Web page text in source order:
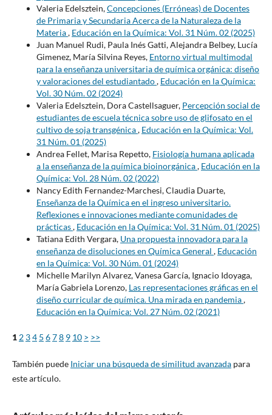
Valeria Edelsztein,Concepciones (Erróneas) de Docentes
de Primaria y Secundaria Acerca de la Naturaleza de la
Materia, Educación en la Química: Vol. 31 Núm. 02 (2025)
Juan Manuel Rudi, Paula Inés Gatti, Alejandra Belbey, Lucía
Gimenez, María Silvina Reyes, Entorno virtual multimodal
para la enseñanza universitaria de química orgánica: diseño
y valoraciones del estudiantado, Educación en la Química:
Vol. 30 Núm. 02 (2024)
Valeria Edelsztein, Dora Castellsaguer, Percepción social de
estudiantes de escuela técnica sobre uso de glifosato en el
cultivo de soja transgénica, Educación en la Química: Vol.
31 Núm. 01 (2025)
Andrea Fellet, Marisa Repetto, Fisiología humana aplicada
a la enseñanza de la química bioinorgánica, Educación en la
Química: Vol. 28 Núm. 02 (2022)
Nancy Edith Fernandez-Marchesi, Claudia Duarte,
Enseñanza de la Química en el ingreso universitario.
Reflexiones e innovaciones mediante comunidades de
prácticas, Educación en la Química: Vol. 31 Núm. 01 (2025)
Tatiana Edith Vergara, Una propuesta innovadora para la
enseñanza de disoluciones en Química General , Educación
en la Química: Vol. 30 Núm. 01 (2024)
Michelle Marilyn Alvarez, Vanesa García, Ignacio Idoyaga,
María Gabriela Lorenzo, Las representaciones gráficas en el
diseño curricular de química. Una mirada en pandemia,
Educación en la Química: Vol. 27 Núm. 02 (2021)
1 2 34 5 678 9 10 > >>
También puede Iniciar una búsqueda de similitud avanzadapara
este artículo.